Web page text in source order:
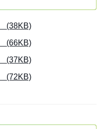
(38KB)
(66KB)
(37KB)
(72KB)